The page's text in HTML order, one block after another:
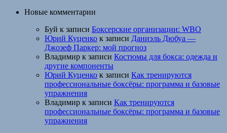
Новые комментарии
Буй к записи Боксерские организации: WBO
Юрий Куценко к записи Даниэль Дюбуа —
Джозеф Паркер: мой прогноз
Владимир к записи Костюмы для бокса: одежда и
другие компоненты
Юрий Куценко к записи Как тренируются
профессиональные боксёры: программа и базовые
упражнения
Владимир к записи Как тренируются
профессиональные боксёры: программа и базовые
упражнения